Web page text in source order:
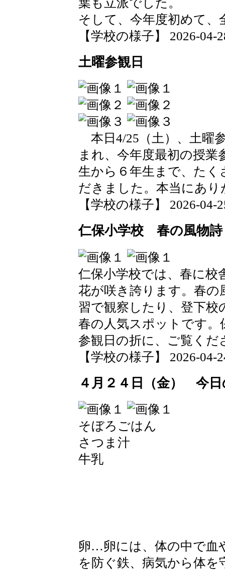
そして、今年度初めて
【学校の様子】 2026-04-
土曜参観日
本日4/25（土）、土曜
まれ、今年度最初の授
生から６年生まで、た
だきました。本当にあ
【学校の様子】 2026-04-
仁保小学校 春の風物詩
仁保小学校では、春に校
花が咲き誇ります。春
習で観察したり、登下
春の人気スポットです。
参観日の折に、ご覧くだ
【学校の様子】 2026-04-
４月２４日（金） 今日
そぼろごはん
さつま汁
牛乳
卵…卵には、体の中で血
を防ぐ鉄、病気から体